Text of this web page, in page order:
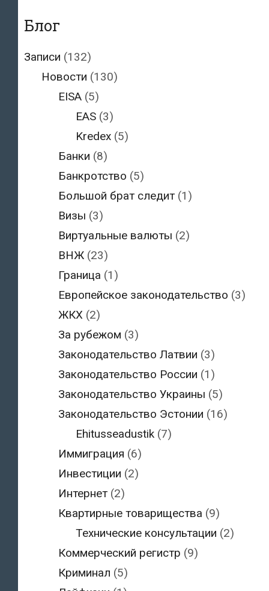
Блог
Записи (132)
Новости (130)
EISA (5)
EAS(3)
Kredex(5)
Банки (8)
Банкротство (5)
Большой брат следит (1)
Визы (3)
Виртуальные валюты (2)
ВНЖ (23)
Граница (1)
Европейское законодательство (3)
ЖКХ (2)
За рубежом (3)
Законодательство Латвии (3)
Законодательство России (1)
Законодательство Украины (5)
Законодательство Эстонии (16)
Ehitusseadustik(7)
Иммиграция (6)
Инвестиции (2)
Интернет (2)
Квартирные товарищества (9)
Технические консультации (2)
Коммерческий регистр (9)
Криминал (5)